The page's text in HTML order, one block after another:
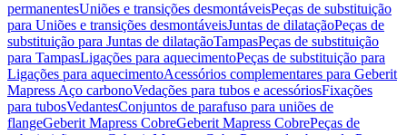
permanentesUniões e transições desmontáveisPeças de substituição
para Uniões e transições desmontáveisJuntas de dilataçãoPeças de
substituição para Juntas de dilataçãoTampasPeças de substituição
para TampasLigações para aquecimentoPeças de substituição para
Ligações para aquecimentoAcessórios complementares para Geberit
Mapress Aço carbonoVedações para tubos e acessóriosFixações
para tubosVedantesConjuntos de parafuso para uniões de
flangeGeberit Mapress CobreGeberit Mapress CobrePeças de